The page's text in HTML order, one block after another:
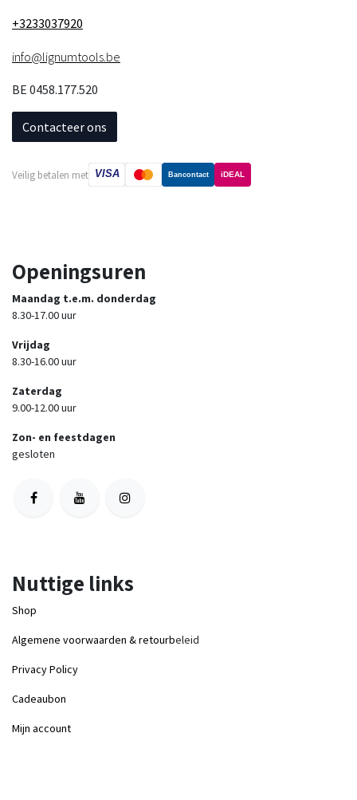
+3233037920
info@lignumtools.be
BE 0458.177.520
Contacteer ons
Veilig betalen met VISA Bancontact iDEAL
Openingsuren
Maandag t.e.m. donderdag
8.30-17.00 uur
Vrijdag
8.30-16.00 uur
Zaterdag
9.00-12.00 uur
Zon- en feestdagen
gesloten
Nuttige links
Shop
Algemene voorwaarden & retourbeleid
Privacy Policy
Cadeaubon
Mijn account